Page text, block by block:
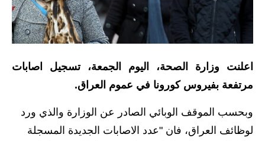
اخبار العراق
الاخبار السياسية
الاخبار الامنية
الاخبار الرياضية
اعلنت وزارة الصحة، اليوم الجمعة، تسجيل اصابات
مرتفعة بفيروس كورونا في عموم العراق.
وبحسب الموقف الوبائي الصادر عن الوزارة والذي ورد
لوظائف العراق، فان "عدد الاصابات الجديدة المسجلة